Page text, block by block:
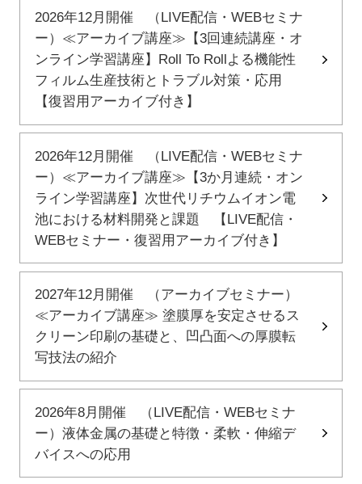
2026年12月開催 （LIVE配信・WEBセミナ
ー）≪アーカイブ講座≫【3回連続講座・オ
ンライン学習講座】Roll To Rollよる機能性
フィルム生産技術とトラブル対策・応用
【復習用アーカイブ付き】
2026年12月開催 （LIVE配信・WEBセミナ
ー）≪アーカイブ講座≫【3か月連続・オン
ライン学習講座】次世代リチウムイオン電
池における材料開発と課題 【LIVE配信・
WEBセミナー・復習用アーカイブ付き】
2027年12月開催 （アーカイブセミナー）
≪アーカイブ講座≫ 塗膜厚を安定させるス
クリーン印刷の基礎と、凹凸面への厚膜転
写技法の紹介
2026年8月開催 （LIVE配信・WEBセミナ
ー）液体金属の基礎と特徴・柔軟・伸縮デ
バイスへの応用